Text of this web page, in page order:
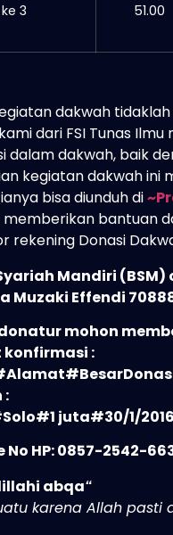
3 51.00
dakwah
dari FSI Tunas
dalam dakwah, baik
kegiatan dakwah ini
bisa diunduh di
bantuan
rekening Donasi
Mandiri (BSM)
Muzaki Effendi
mohon
konfirmasi :
:
1 juta#30/1/201
No HP: 0857-2542-
abqa“
karena Allah pasti